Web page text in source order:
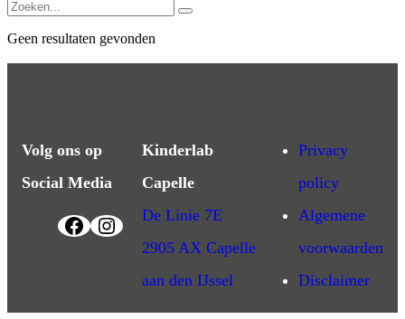
Geen resultaten gevonden
Volg ons op
Social Media
Kinderlab
Capelle
De Linie 7E
2905 AX Capelle
aan den IJssel
Privacy
policy
Algemene
voorwaarden
Disclaimer